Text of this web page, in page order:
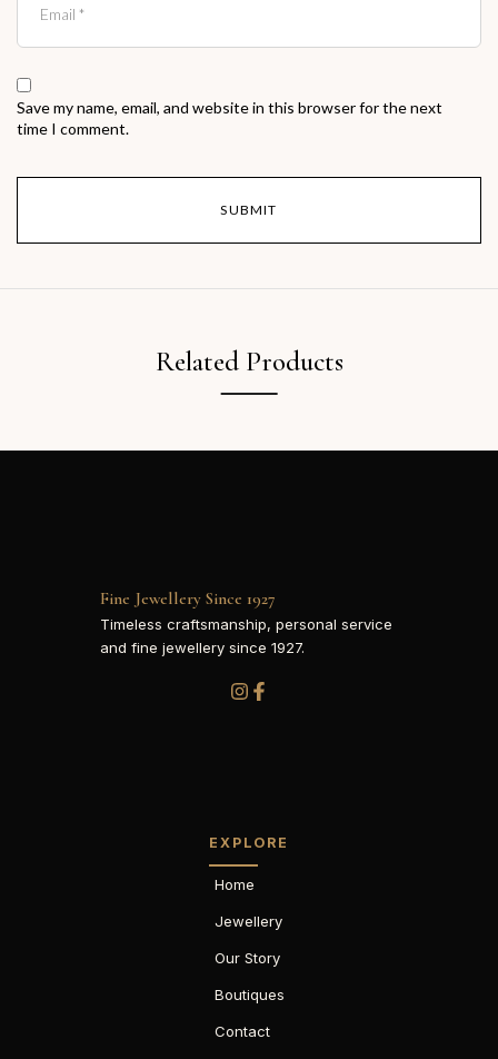
Save my name, email, and website in this browser for the next
time I comment.
Related Products
Fine Jewellery Since 1927
Timeless craftsmanship, personal service
and fine jewellery since 1927.
EXPLORE
Home
Jewellery
Our Story
Boutiques
Contact